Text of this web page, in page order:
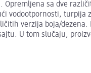
sa dve
vodootpornosti,
verzija boja/
U tom slučaju,